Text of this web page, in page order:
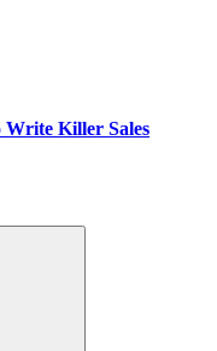
Write Killer Sales